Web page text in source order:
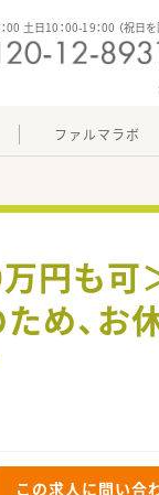
00 土日10：00-19：00 （祝日
ファルマラボ
円も
め、お
この求人に問い合